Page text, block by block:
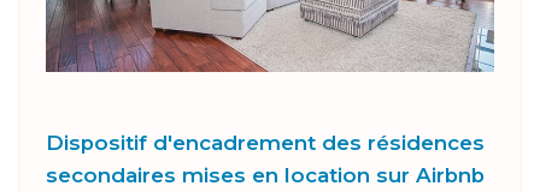
Dispositif d'encadrement des résidences
secondaires mises en location sur Airbnb